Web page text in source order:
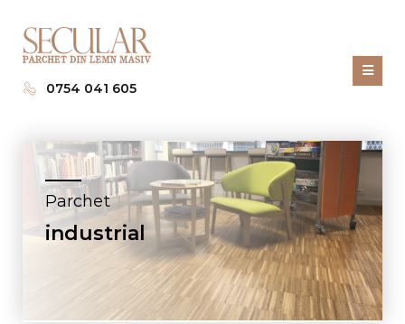
0754 041 605
Parchet
industrial